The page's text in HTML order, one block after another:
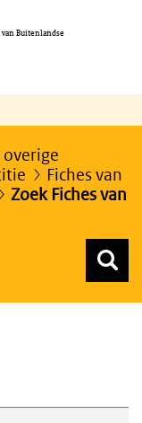
Buitenlandse
Fiches van
Zoek Fiches van